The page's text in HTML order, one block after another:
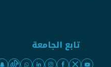
تابع الجامعة